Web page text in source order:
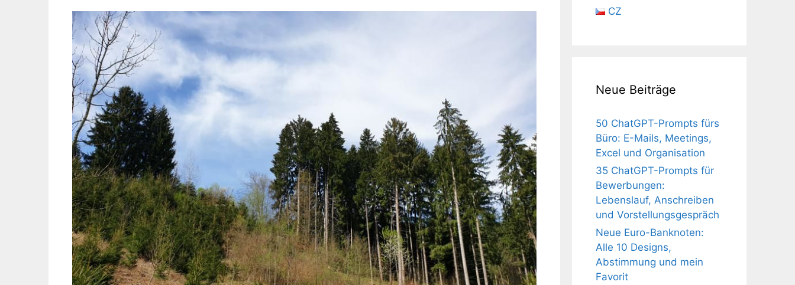
CZ
Neue Beiträge
50 ChatGPT-Prompts fürs
Büro: E-Mails, Meetings,
Excel und Organisation
35 ChatGPT-Prompts für
Bewerbungen:
Lebenslauf, Anschreiben
und Vorstellungsgespräch
Neue Euro-Banknoten:
Alle 10 Designs,
Abstimmung und mein
Favorit